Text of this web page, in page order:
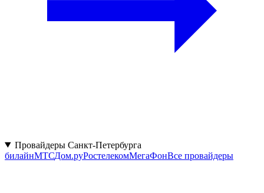
Провайдеры Санкт-Петербурга
билайнМТСДом.руРостелекомМегаФонВсе провайдеры